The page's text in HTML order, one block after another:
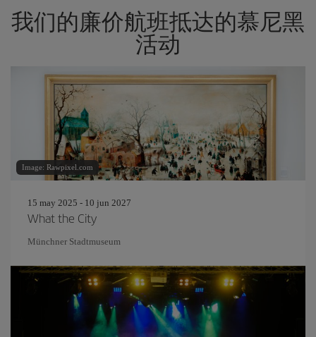
我们的廉价航班抵达的慕尼黑
活动
Image: Rawpixel.com
15 may 2025 - 10 jun 2027
What the City
Münchner Stadtmuseum